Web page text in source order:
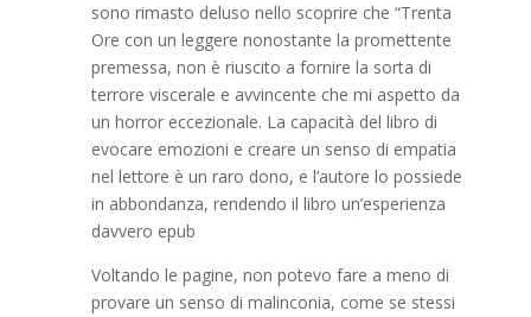
sono rimasto deluso nello scoprire che “Trenta
Ore con un leggere nonostante la promettente
premessa, non è riuscito a fornire la sorta di
terrore viscerale e avvincente che mi aspetto da
un horror eccezionale. La capacità del libro di
evocare emozioni e creare un senso di empatia
nel lettore è un raro dono, e l’autore lo possiede
in abbondanza, rendendo il libro un’esperienza
davvero epub
Voltando le pagine, non potevo fare a meno di
provare un senso di malinconia, come se stessi